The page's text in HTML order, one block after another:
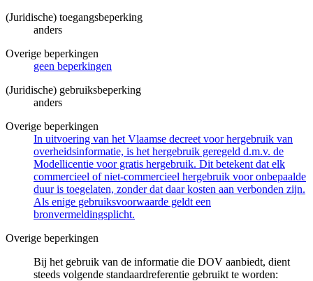
(Juridische) toegangsbeperking
anders
Overige beperkingen
geen beperkingen
(Juridische) gebruiksbeperking
anders
Overige beperkingen
In uitvoering van het Vlaamse decreet voor hergebruik van
overheidsinformatie, is het hergebruik geregeld d.m.v. de
Modellicentie voor gratis hergebruik. Dit betekent dat elk
commercieel of niet-commercieel hergebruik voor onbepaalde
duur is toegelaten, zonder dat daar kosten aan verbonden zijn.
Als enige gebruiksvoorwaarde geldt een
bronvermeldingsplicht.
Overige beperkingen
Bij het gebruik van de informatie die DOV aanbiedt, dient
steeds volgende standaardreferentie gebruikt te worden: